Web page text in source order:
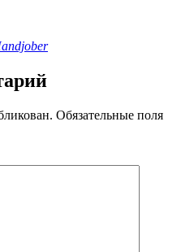
Обязательные поля